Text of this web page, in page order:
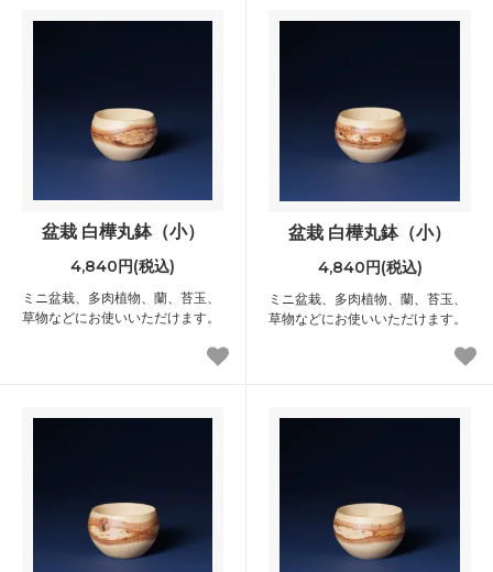
盆栽 白樺丸鉢（小）
4,840円(税込)
ミニ盆栽、多肉植物、蘭、苔玉、
草物などにお使いいただけます。
盆栽 白樺丸鉢（小）
4,840円(税込)
ミニ盆栽、多肉植物、蘭、苔玉、
草物などにお使いいただけます。